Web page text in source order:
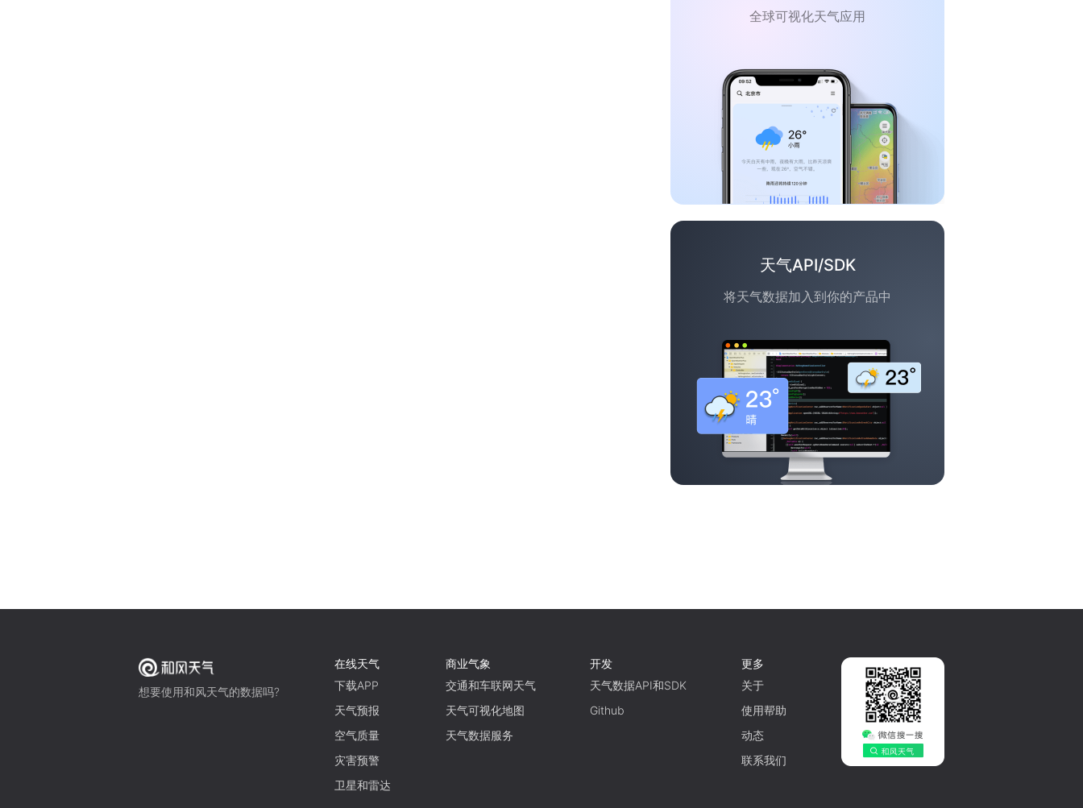
全球可视化天气应用
天气API/SDK
将天气数据加入到你的产品中
想要使用和风天气的数据吗?
在线天气
下载APP
天气预报
空气质量
灾害预警
卫星和雷达
商业气象
交通和车联网天气
天气可视化地图
天气数据服务
开发
天气数据API和SDK
Github
更多
关于
使用帮助
动态
联系我们